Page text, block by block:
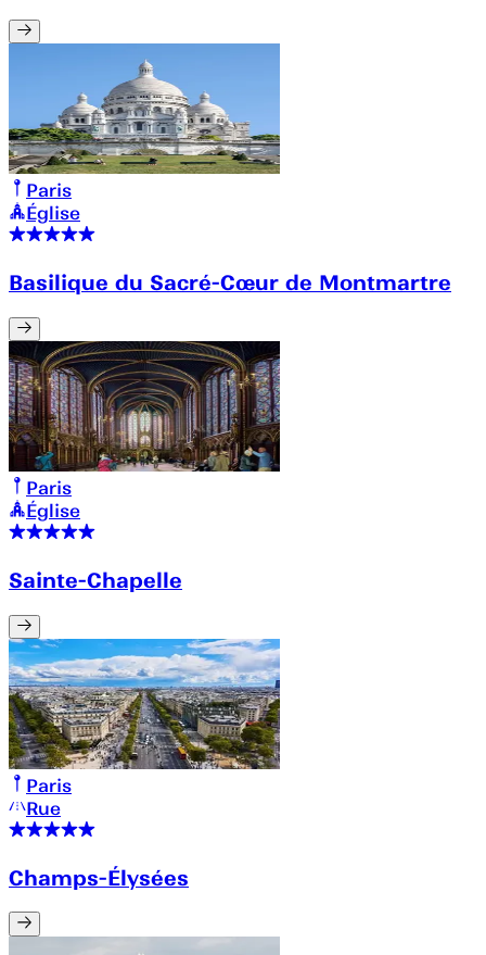
Paris
Église
Basilique du Sacré-Cœur de Montmartre
Paris
Église
Sainte-Chapelle
Paris
Rue
Champs-Élysées